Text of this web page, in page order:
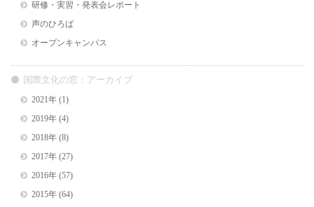
研修・実習・発表会レポート
声のひろば
オープンキャンパス
国際文化の窓：アーカイブ
2021年(1)
2019年(4)
2018年(8)
2017年(27)
2016年(57)
2015年(64)